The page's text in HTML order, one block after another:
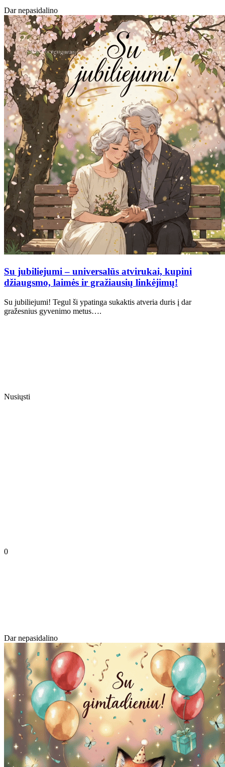
Dar nepasidalino
Su jubiliejumi – universalūs atvirukai, kupini
džiaugsmo, laimės ir gražiausių linkėjimų!
Su jubiliejumi! Tegul ši ypatinga sukaktis atveria duris į dar
gražesnius gyvenimo metus….
Nusiųsti
0
Dar nepasidalino